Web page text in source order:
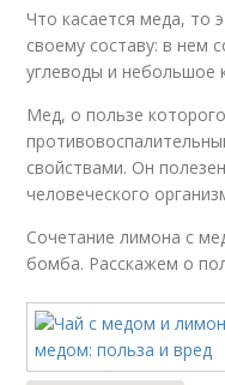
Что касается меда, то
своему составу: в нем
углеводы и небольшое
Мед, о пользе
свойствами. Он
человеческого
Сочетание лимона с
бомба. Расскажем о